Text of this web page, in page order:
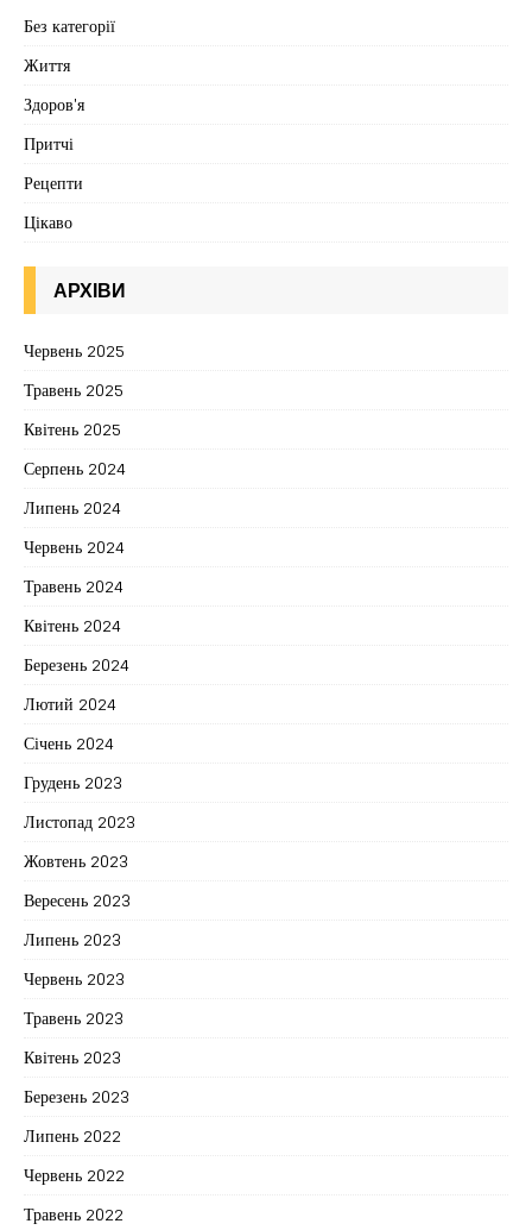
Без категорії
Життя
Здоров'я
Притчі
Рецепти
Цікаво
АРХІВИ
Червень 2025
Травень 2025
Квітень 2025
Серпень 2024
Липень 2024
Червень 2024
Травень 2024
Квітень 2024
Березень 2024
Лютий 2024
Січень 2024
Грудень 2023
Листопад 2023
Жовтень 2023
Вересень 2023
Липень 2023
Червень 2023
Травень 2023
Квітень 2023
Березень 2023
Липень 2022
Червень 2022
Травень 2022